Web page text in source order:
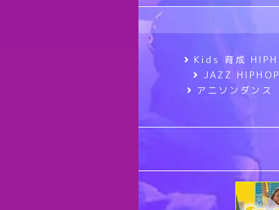
Kids 育成
JAZZ HIPHOP
アニソンダンス